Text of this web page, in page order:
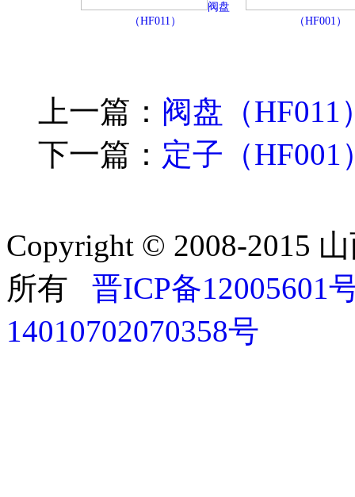
阀盘
（HF011）
（HF001）
上一篇： 阀盘（HF011
下一篇： 定子（HF001
Copyright © 2008-2015
所有
晋ICP备12005601
14010702070358号